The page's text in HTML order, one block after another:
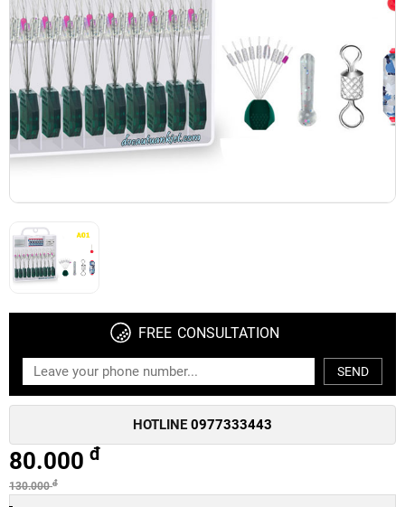
FREE CONSULTATION
SEND
HOTLINE 0977333443
80.000 đ
130.000đ